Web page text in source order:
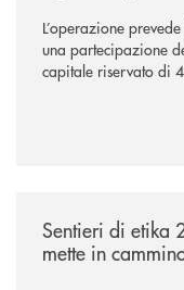
L’operazione
una partecipazione
capitale riservato di
comuni e sulla
Sentieri di etika
mette in